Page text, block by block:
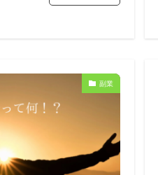
副業